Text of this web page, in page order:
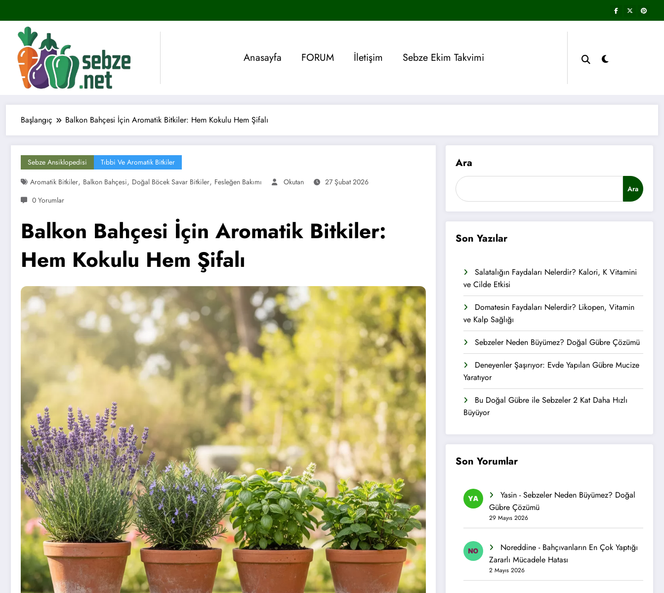
atla
Anasayfa FORUM İletişim Sebze Ekim Takvimi
Başlangıç Balkon Bahçesi İçin Aromatik Bitkiler: Hem Kokulu Hem Şifalı
Sebze Ansiklopedisi
Tıbbi Ve Aromatik Bitkiler
Aromatik Bitkiler, Balkon Bahçesi, Doğal Böcek Savar Bitkiler, Fesleğen Bakımı Okutan
27 Şubat 2026
0 Yorumlar
Balkon Bahçesi İçin Aromatik Bitkiler:
Hem Kokulu Hem Şifalı
Ara
Ara
Son Yazılar
Salatalığın Faydaları Nelerdir? Kalori, K Vitamini
ve Cilde Etkisi
Domatesin Faydaları Nelerdir? Likopen, Vitamin
ve Kalp Sağlığı
Sebzeler Neden Büyümez? Doğal Gübre Çözümü
Deneyenler Şaşırıyor: Evde Yapılan Gübre Mucize
Yaratıyor
Bu Doğal Gübre ile Sebzeler 2 Kat Daha Hızlı
Büyüyor
Son Yorumlar
Yasin -Sebzeler Neden Büyümez? Doğal
Gübre Çözümü
29 Mayıs 2026
Noreddine - Bahçıvanların En Çok Yaptığı
Zararlı Mücadele Hatası
2 Mayıs 2026